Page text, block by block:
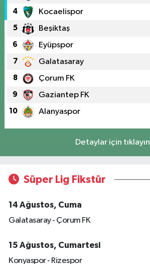
4 Kocaelispor
5 Beşiktaş
6 Eyüpspor
7 Galatasaray
8 Çorum FK
9 Gaziantep FK
10 Alanyaspor
Detaylar için tıklayın
Süper Lig Fikstür
14 Ağustos, Cuma
Galatasaray - Çorum FK
15 Ağustos, Cumartesi
Konyaspor - Rizespor